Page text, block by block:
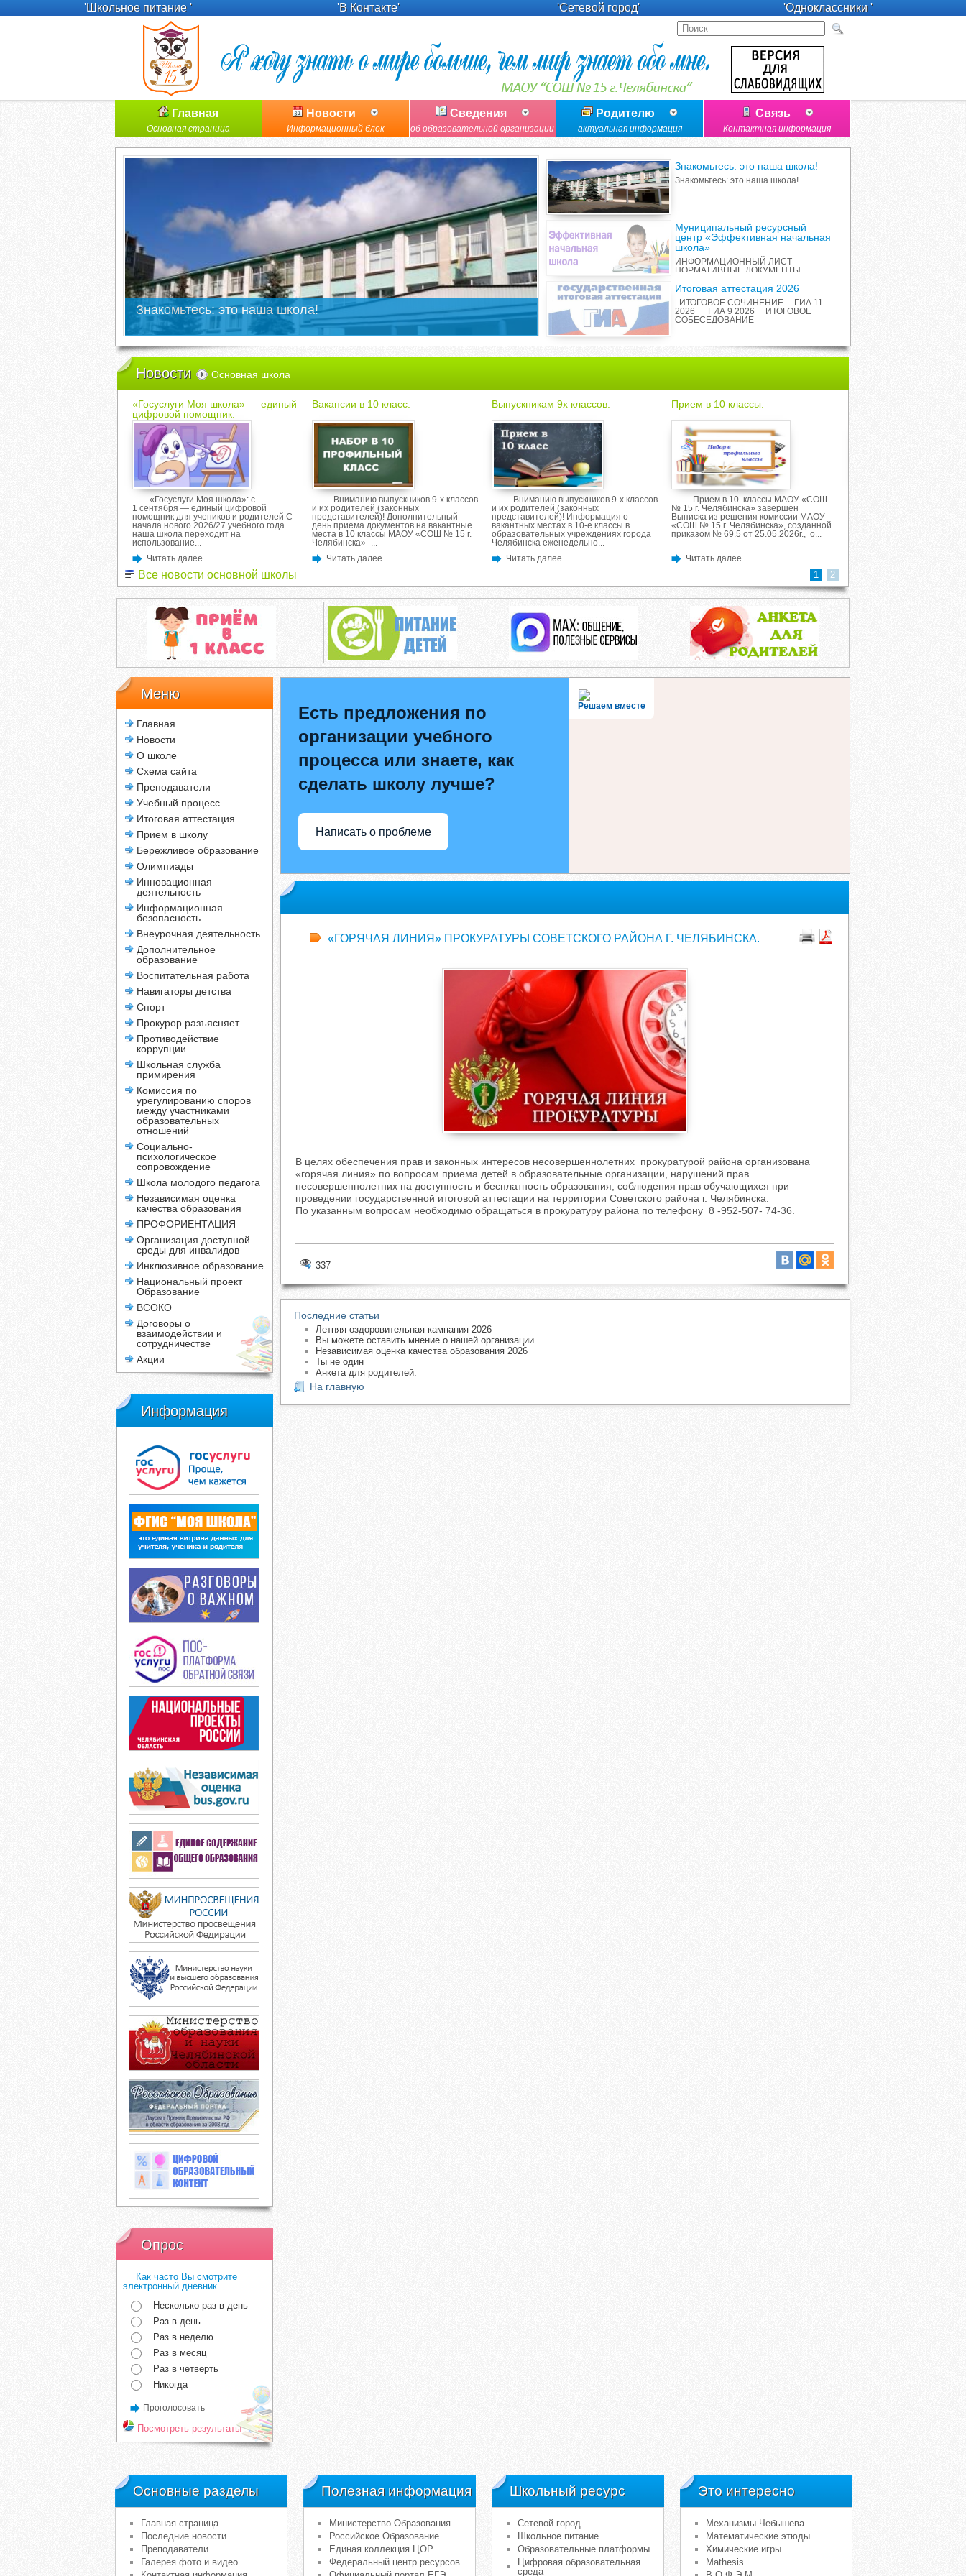
'Школьное питание ' 'В Контакте' 'Сетевой город' 'Одноклассники '
Главная
Основная страница
Новости
Информационный блок
Сведения
об образовательной организации
Родителю
актуальная информация
Связь
Контактная информация
Знакомьтесь: это наша школа!
Знакомьтесь: это наша школа!
Знакомьтесь: это наша школа!
Муниципальный ресурсный
центр «Эффективная начальная
школа»
ИНФОРМАЦИОННЫЙ ЛИСТ
НОРМАТИВНЫЕ ДОКУМЕНТЫ
ПРОДУКТОВ РАБОТА С
РОДИТЕЛЯМИ ОТЧЕТ О
РЕАЛИЗАЦИИ ПРОЕКТА
Итоговая аттестация 2026
ИТОГОВОЕ СОЧИНЕНИЕ ГИА 11
2026 ГИА 9 2026 ИТОГОВОЕ
СОБЕСЕДОВАНИЕ
Новости Основная школа
«Госуслуги Моя школа» — единый
цифровой помощник.
«Госуслуги Моя школа»: с
1 сентября — единый цифровой
помощник для учеников и родителей С
начала нового 2026/27 учебного года
наша школа переходит на
использование...
Читать далее...
Вакансии в 10 класс.
Вниманию выпускников 9-х классов
и их родителей (законных
представителей)! Дополнительный
день приема документов на вакантные
места в 10 классы МАОУ «СОШ № 15 г.
Челябинска» -...
Читать далее...
Выпускникам 9х классов.
Вниманию выпускников 9-х классов
и их родителей (законных
представителей)! Информация о
вакантных местах в 10-е классы в
образовательных учреждениях города
Челябинска еженедельно...
Читать далее...
Прием в 10 классы.
Прием в 10 классы МАОУ «СОШ
№ 15 г. Челябинска» завершен
Выписка из решения комиссии МАОУ
«СОШ № 15 г. Челябинска», созданной
приказом № 69.5 от 25.05.2026г., о...
Читать далее...
Все новости основной школы 1 2
Меню
Главная
Новости
О школе
Схема сайта
Преподаватели
Учебный процесс
Итоговая аттестация
Прием в школу
Бережливое образование
Олимпиады
Инновационная
деятельность
Информационная
безопасность
Внеурочная деятельность
Дополнительное
образование
Воспитательная работа
Навигаторы детства
Спорт
Прокурор разъясняет
Противодействие
коррупции
Школьная служба
примирения
Комиссия по
урегулированию споров
между участниками
образовательных
отношений
Социально-
психологическое
сопровождение
Школа молодого педагога
Независимая оценка
качества образования
ПРОФОРИЕНТАЦИЯ
Организация доступной
среды для инвалидов
Инклюзивное образование
Национальный проект
Образование
ВСОКО
Договоры о
взаимодействии и
сотрудничестве
Акции
Информация
Опрос
Как часто Вы смотрите
электронный дневник
Несколько раз в день
Раз в день
Раз в неделю
Раз в месяц
Раз в четверть
Никогда
Проголосовать
Посмотреть результаты
Решаем вместе
Есть предложения по
организации учебного
процесса или знаете, как
сделать школу лучше?
Написать о проблеме
«ГОРЯЧАЯ ЛИНИЯ» ПРОКУРАТУРЫ СОВЕТСКОГО РАЙОНА Г. ЧЕЛЯБИНСКА.
В целях обеспечения прав и законных интересов несовершеннолетних прокуратурой района организована
«горячая линия» по вопросам приема детей в образовательные организации, нарушений прав
несовершеннолетних на доступность и бесплатность образования, соблюдения прав обучающихся при
проведении государственной итоговой аттестации на территории Советского района г. Челябинска.
По указанным вопросам необходимо обращаться в прокуратуру района по телефону 8 -952-507- 74-36.
337
Последние статьи
Летняя оздоровительная кампания 2026
Вы можете оставить мнение о нашей организации
Независимая оценка качества образования 2026
Ты не один
Анкета для родителей.
На главную
Основные разделы
Главная страница
Последние новости
Преподаватели
Галерея фото и видео
Полезная информация
Министерство Образования
Российское Образование
Единая коллекция ЦОР
Федеральный центр ресурсов
Школьный ресурс
Сетевой город
Школьное питание
Образовательные платформы
Цифровая образовательная
среда
Это интересно
Механизмы Чебышева
Математические этюды
Химические игры
Mathesis